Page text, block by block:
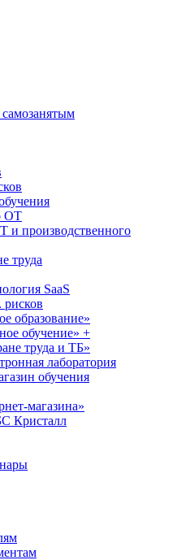
ОТ
и производственного
труда
SaaS
образование»
обучение» +
труда и ТБ»
лаборатория
обучения
магазина»
Кристалл